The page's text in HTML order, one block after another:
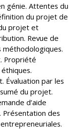
génie. Attentes du
du projet de
projet et
Revue de
Propriété
Évaluation par les
du projet.
d’aide
Présentation des